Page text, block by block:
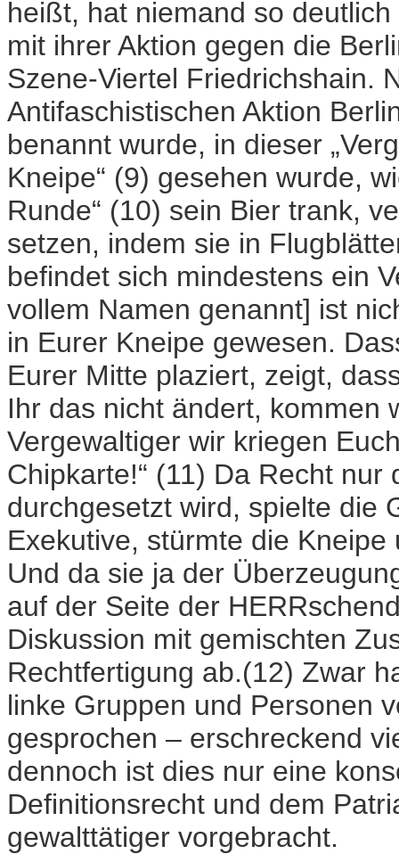
heißt, hat niemand so
mit ihrer Aktion gegen die
Szene-Viertel Friedrichshain.
Antifaschistischen Aktion
benannt wurde, in dieser
Kneipe“ (9) gesehen wurde,
Runde“ (10) sein Bier trank,
setzen, indem sie in
befindet sich mindestens ein
vollem Namen genannt] ist
in Eurer Kneipe gewesen.
Eurer Mitte plaziert, zeigt,
Ihr das nicht ändert, kommen
Vergewaltiger wir kriegen
Chipkarte!“ (11) Da Recht
durchgesetzt wird, spielte die
Exekutive, stürmte die
Und da sie ja der
auf der Seite der
Diskussion mit gemischten
Rechtfertigung ab.(12) Zwar
linke Gruppen und Personen
gesprochen – erschreckend
dennoch ist dies nur eine
Definitionsrecht und dem
gewalttätiger vorgebracht.